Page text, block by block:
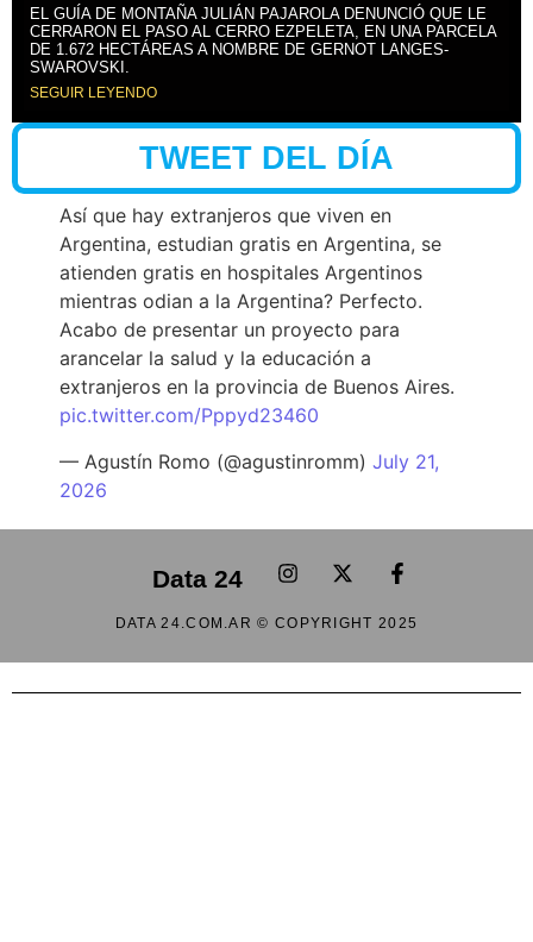
EL GUÍA DE MONTAÑA JULIÁN PAJAROLA DENUNCIÓ QUE LE
CERRARON EL PASO AL CERRO EZPELETA, EN UNA PARCELA
DE 1.672 HECTÁREAS A NOMBRE DE GERNOT LANGES-
SWAROVSKI.
SEGUIR LEYENDO
TWEET DEL DÍA
Así que hay extranjeros que viven en
Argentina, estudian gratis en Argentina, se
atienden gratis en hospitales Argentinos
mientras odian a la Argentina? Perfecto.
Acabo de presentar un proyecto para
arancelar la salud y la educación a
extranjeros en la provincia de Buenos Aires.
pic.twitter.com/Pppyd23460
— Agustín Romo (@agustinromm) July 21,
2026
Data 24
DATA 24.COM.AR © COPYRIGHT 2025